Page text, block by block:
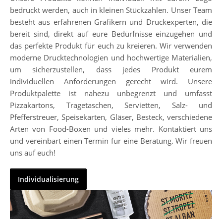
bedruckt werden, auch in kleinen Stückzahlen. Unser Team
besteht aus erfahrenen Grafikern und Druckexperten, die
bereit sind, direkt auf eure Bedürfnisse einzugehen und
das perfekte Produkt für euch zu kreieren. Wir verwenden
moderne Drucktechnologien und hochwertige Materialien,
um sicherzustellen, dass jedes Produkt eurem
individuellen Anforderungen gerecht wird. Unsere
Produktpalette ist nahezu unbegrenzt und umfasst
Pizzakartons, Tragetaschen, Servietten, Salz- und
Pfefferstreuer, Speisekarten, Gläser, Besteck, verschiedene
Arten von Food-Boxen und vieles mehr. Kontaktiert uns
und vereinbart einen Termin für eine Beratung. Wir freuen
uns auf euch!
Individualisierung